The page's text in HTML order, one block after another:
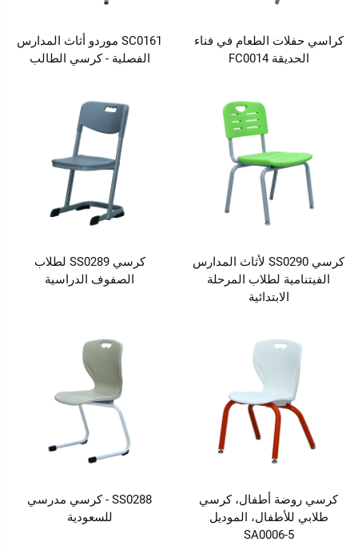
كراسي حفلات الطعام في فناء
الحديقة FC0014
SC0161 موردو أثاث المدارس
الفصلية - كرسي الطالب
كرسي SS0290 لأثاث المدارس
الفيتنامية لطلاب المرحلة
الابتدائية
كرسي SS0289 لطلاب
الصفوف الدراسية
كرسي روضة أطفال، كرسي
طلابي للأطفال، الموديل
SA0006-5
SS0288 - كرسي مدرسي
للسعودية